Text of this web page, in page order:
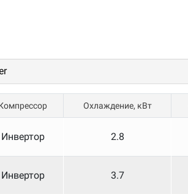
подсветкой
Охлаждение, кВт
Инвертор 2.8
Инвертор 3.7